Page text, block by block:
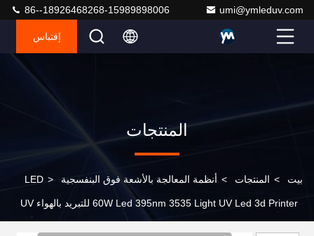
umi@ymleduv.com
86--18926468268-15989898006
إقتباس
المنتجات
بيت > المنتجات > أنظمة المعالجة بالأشعة فوق البنفسجية LED >
60W Led 395nm 3535 Light UV Led 3d Printer للتبريد بالهواء UV